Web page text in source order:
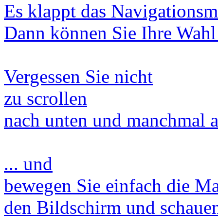
Es klappt das
Dann können Sie Ihre
Vergessen Sie nicht
zu scrollen
nach unten und manchmal
... und
bewegen Sie einfach die
den Bildschirm und